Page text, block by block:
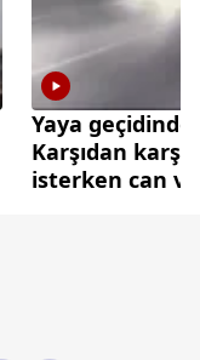
Yaya
Karşıdan
isterken can